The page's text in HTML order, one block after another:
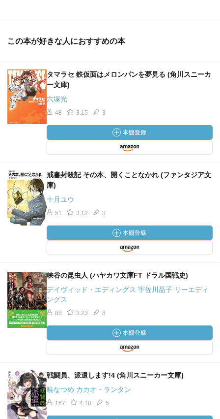
この本が好きな人におすすめの本
タマラセ 鉄仮面はメロンパンを夢見る (角川スニーカ
ー文庫)
六塚光
48 3.15 3
戒書封殺記 その本、開くことなかれ (ファンタジア文
庫)
十月ユウ
51 3.12 3
峡谷の昆虫人 (ハヤカワ文庫FT ドラル国戦史)
デイヴィッド・エディングス 宇佐川晶子 リーエディ
ングス
88 3.23 8
戦闘員、派遣します!4 (角川スニーカー文庫)
暁なつめ カカオ・ランタン
167 4.18 5